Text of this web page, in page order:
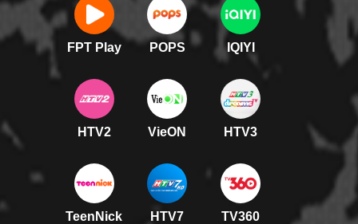
FPT Play POPS IQIYI
HTV2 VieON HTV3
TeenNick HTV7 TV360